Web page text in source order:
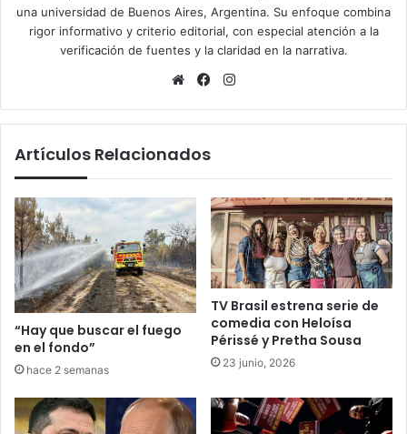
una universidad de Buenos Aires, Argentina. Su enfoque combina
rigor informativo y criterio editorial, con especial atención a la
verificación de fuentes y la claridad en la narrativa.
Sitio
Facebook
Artículos Relacionados
“Hay que buscar el fuego
en el fondo”
hace 2 semanas
TV Brasil estrena serie de
comedia con Heloísa
Périssé y Pretha Sousa
23 junio, 2026